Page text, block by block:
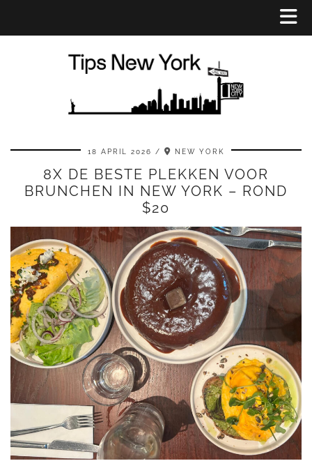
18 APRIL 2026 NEW YORK
8X DE BESTE PLEKKEN VOOR
BRUNCHEN IN NEW YORK – ROND
$20